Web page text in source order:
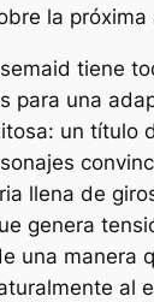
la próxima
tiene
para una
un título
llena de
genera
una manera
al